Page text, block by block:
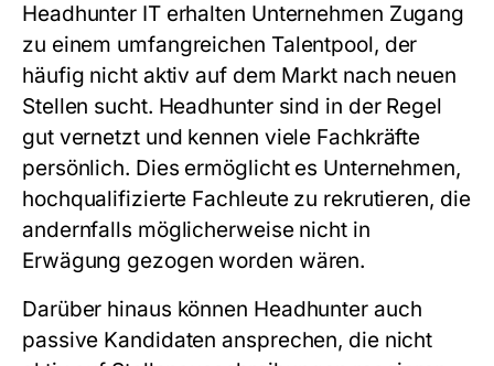
Headhunter IT erhalten Unternehmen Zugang
zu einem umfangreichen Talentpool, der
häufig nicht aktiv auf dem Markt nach neuen
Stellen sucht. Headhunter sind in der Regel
gut vernetzt und kennen viele Fachkräfte
persönlich. Dies ermöglicht es Unternehmen,
hochqualifizierte Fachleute zu rekrutieren, die
andernfalls möglicherweise nicht in
Erwägung gezogen worden wären.
Darüber hinaus können Headhunter auch
passive Kandidaten ansprechen, die nicht